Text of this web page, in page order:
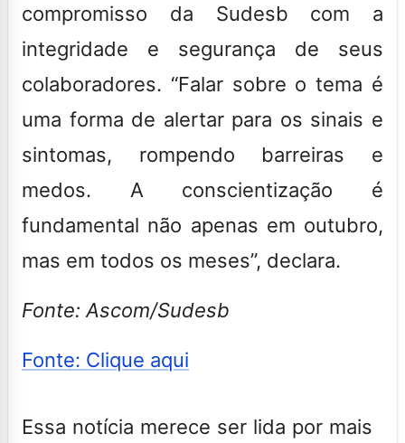
compromisso da Sudesb com a
integridade e segurança de seus
colaboradores. “Falar sobre o tema é
uma forma de alertar para os sinais e
sintomas, rompendo barreiras e
medos. A conscientização é
fundamental não apenas em outubro,
mas em todos os meses”, declara.
Fonte: Ascom/Sudesb
Fonte: Clique aqui
Essa notícia merece ser lida por mais